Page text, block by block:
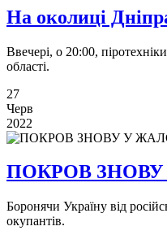
На околицi
Ввечері, о 20:00,
області.
27
Черв
2022
ПОКРОВ
Боронячи Україну від
окупантів.